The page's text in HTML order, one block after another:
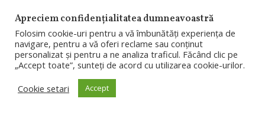
revină la CFR
Cluj. Cinci
jucători ar
putea pleca din
Gruia
Apreciem confidențialitatea dumneavoastră
Folosim cookie-uri pentru a vă îmbunătăți experiența de
navigare, pentru a vă oferi reclame sau conținut
personalizat și pentru a ne analiza traficul. Făcând clic pe
„Accept toate”, sunteți de acord cu utilizarea cookie-urilor.
Cookie setari
Accept